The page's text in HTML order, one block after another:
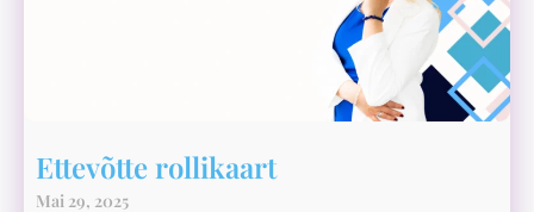
Ettevõtte rollikaart
Mai 29, 2025